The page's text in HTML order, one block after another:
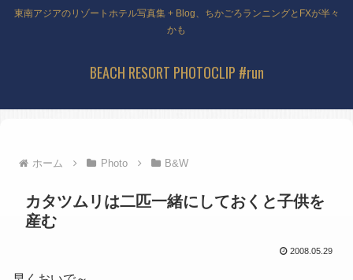
東南アジアのリゾートホテル写真集 + Blog、ちかごろランニングとFXが半々
かも
BEACH RESORT PHOTOCLIP #run
ホーム Photo B&W
カタツムリは二匹一緒にしておくと子供を
産む
2008.05.29